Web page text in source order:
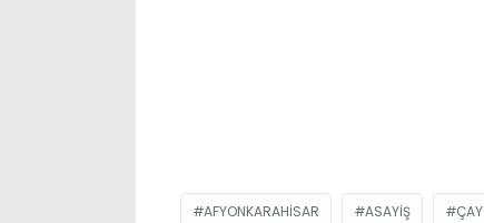
AFYONKARAHISAR ASAYIŞ ÇAY